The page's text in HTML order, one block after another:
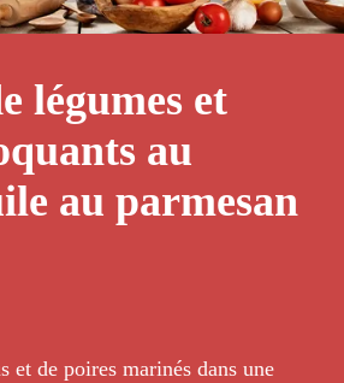
légumes et
au
au parmesan
et de poires marinés dans une